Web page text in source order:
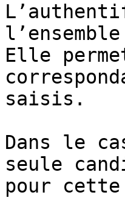
Elle
saisis.
Dans le
seule
pour